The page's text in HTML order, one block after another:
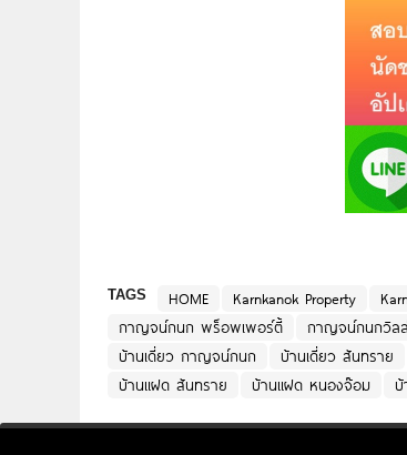
TAGS HOME Karnkanok Property
กาญจน์กนก พร็อพเพอร์ตี้
กาญจน์กนกวิล
บ้านเดี่ยว กาญจน์กนก
บ้านเดี่ยว สันทราย
บ้านแฝด สันทราย
บ้านแฝด หนองจ๊อม